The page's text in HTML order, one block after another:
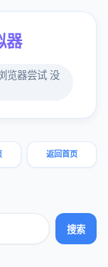
器
览器尝试 没
返回首页
搜索